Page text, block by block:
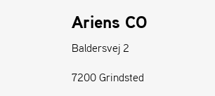
Ariens CO
Baldersvej 2
7200 Grindsted